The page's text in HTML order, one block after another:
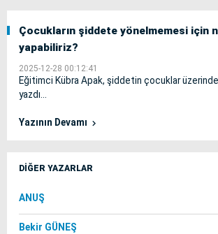
Çocukların şiddete yönelmemesi için
yapabiliriz?
2025-12-28 00:12:41
Eğitimci Kübra Apak, şiddetin çocuklar
yazdı...
Yazının Devamı
DİĞER YAZARLAR
ANUŞ
Bekir GÜNEŞ